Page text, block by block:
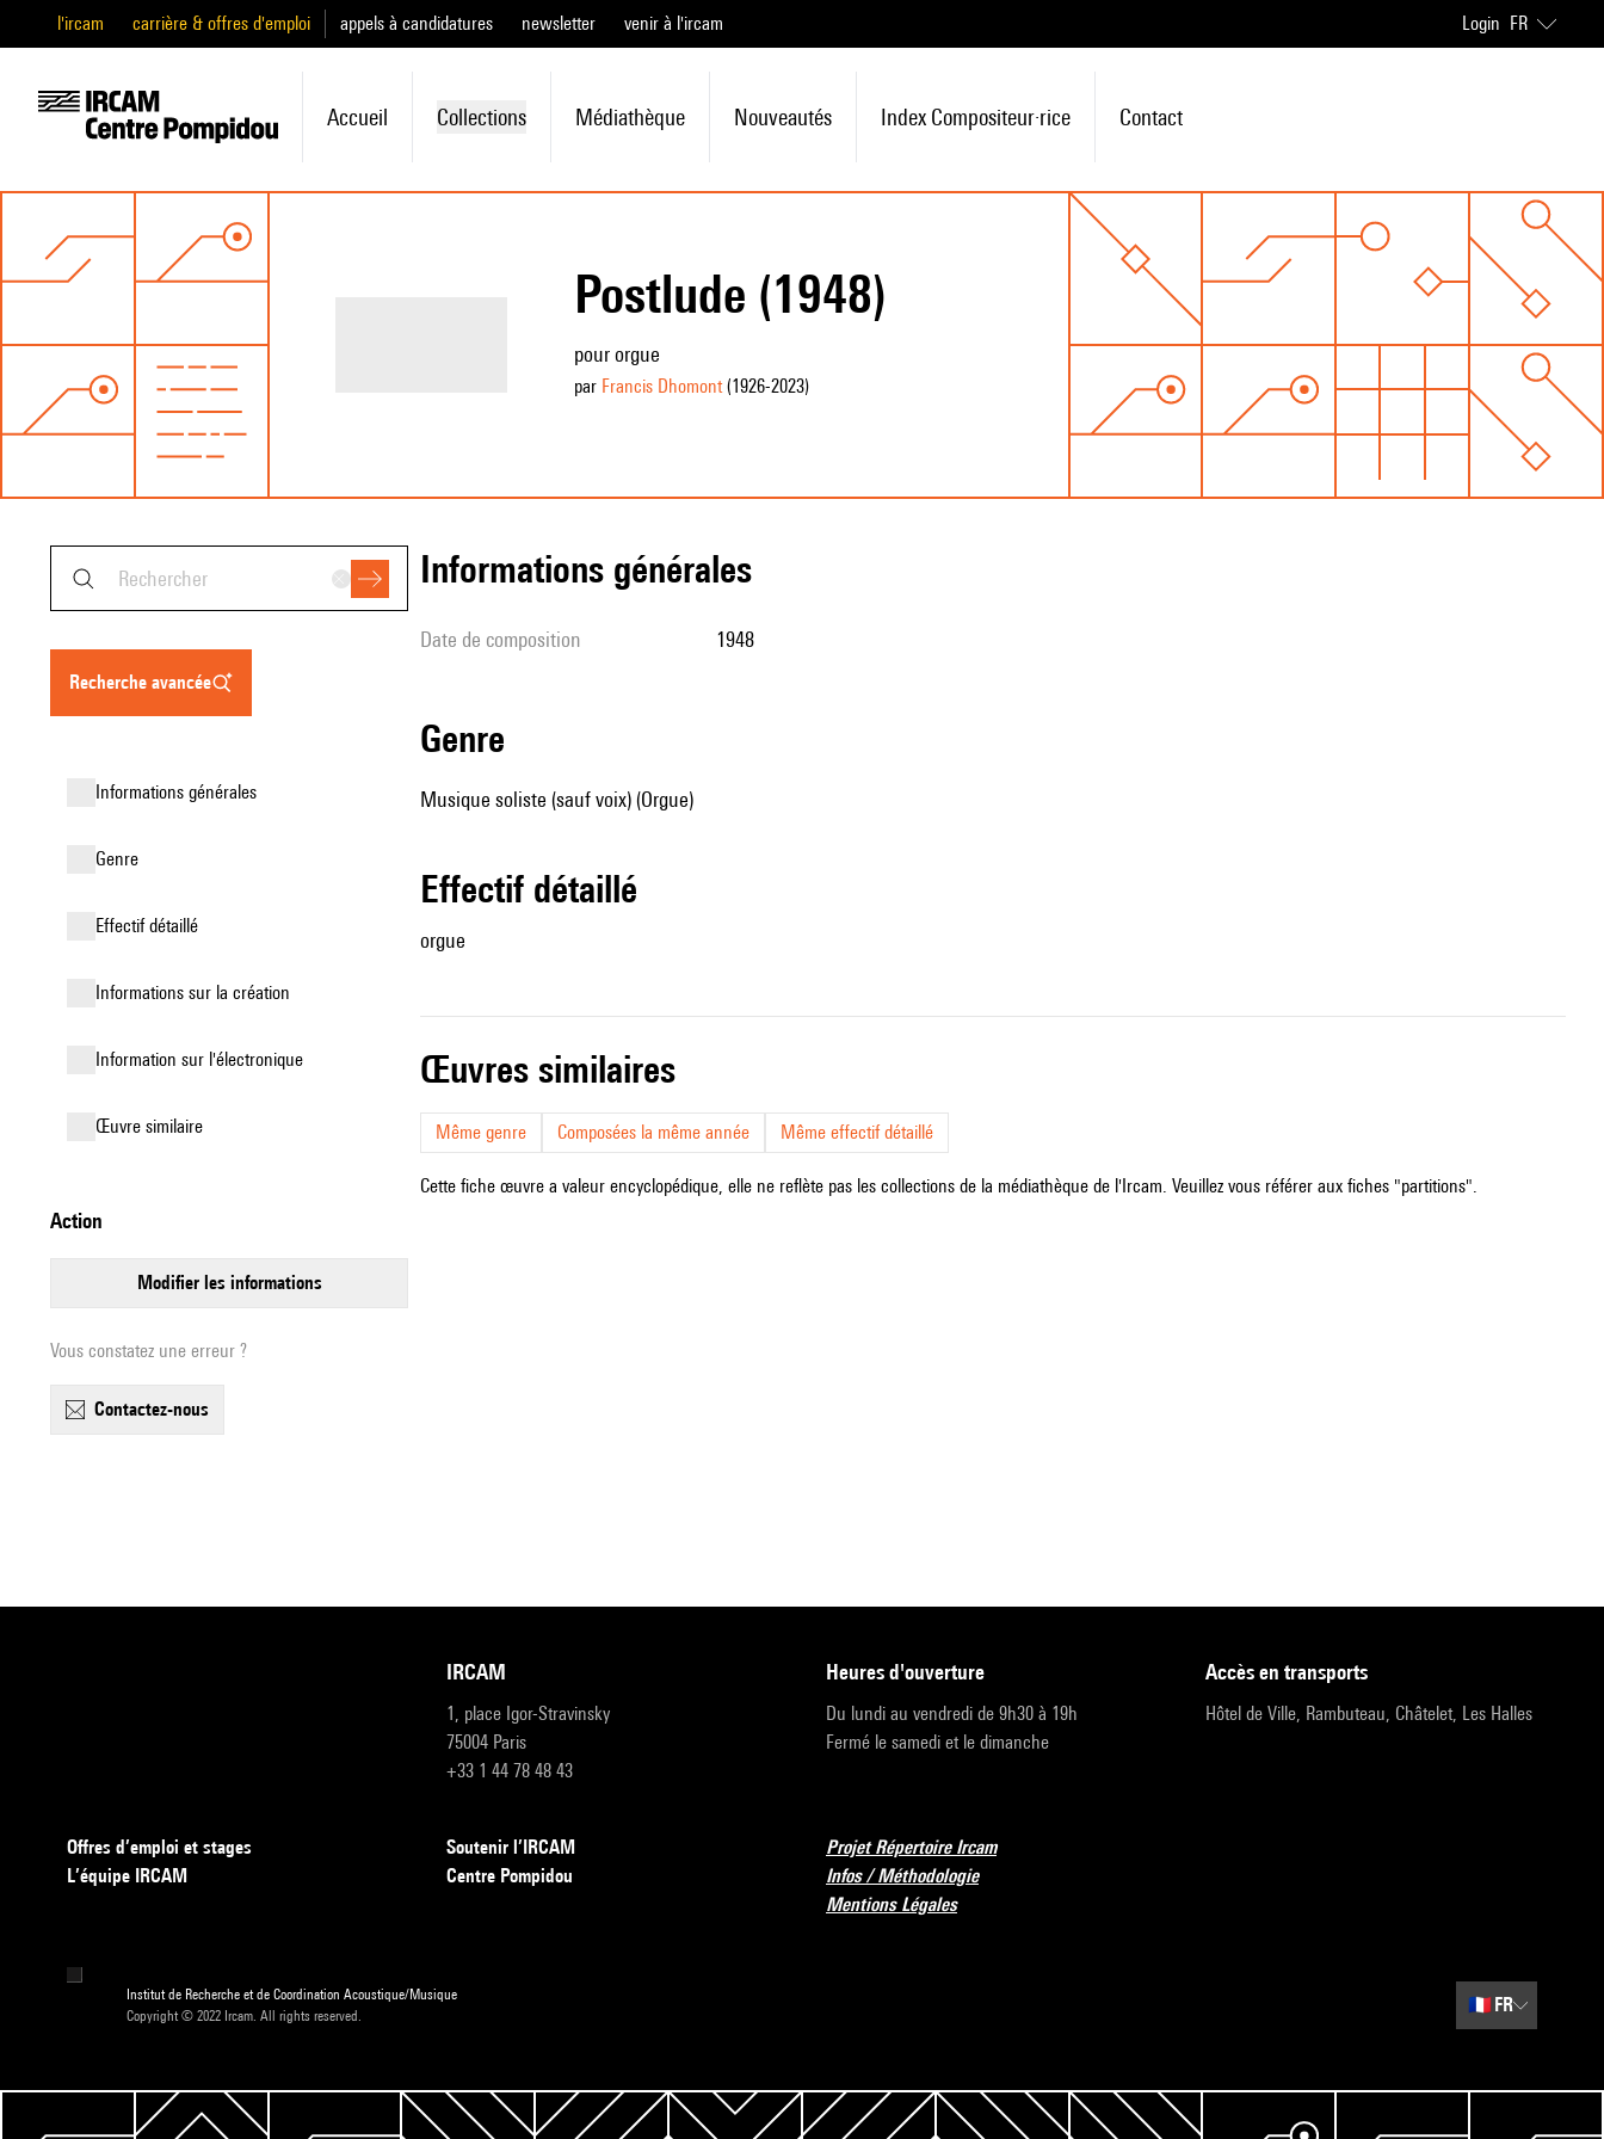
l'ircam carrière & offres d'emploi appels à candidatures newsletter venir à l'ircam Login FR
Accueil Collections Médiathèque Nouveautés Index Compositeur·rice Contact
Postlude (1948)
pour orgue
par Francis Dhomont(1926-2023)
recherche avancée
informations générales
genre
effectif détaillé
informations sur la création
Information sur l'électronique
œuvre similaire
action
modifier les informations
Vous constatez une erreur ?
contactez-nous
informations générales
date de composition 1948
genre
Musique soliste (sauf voix) (Orgue)
effectif détaillé
orgue
œuvres similaires
Même genre Composées la même année Même effectif détaillé
Cette fiche œuvre a valeur encyclopédique, elle ne reflète pas les collections de la médiathèque de l'Ircam. Veuillez vous référer aux fiches "partitions".
IRCAM
1, place Igor-Stravinsky
75004 Paris
+33 1 44 78 48 43
heures d'ouverture
Du lundi au vendredi de 9h30 à 19h
Fermé le samedi et le dimanche
accès en transports
Hôtel de Ville, Rambuteau, Châtelet, Les Halles
Offres d’emploi et stages
L’équipe IRCAM
Soutenir l’IRCAM
Centre Pompidou
Projet Répertoire Ircam
Infos / Méthodologie
Mentions Légales
Institut de Recherche et de Coordination Acoustique/Musique
Copyright © 2022 Ircam. All rights reserved.
🇫🇷 FR